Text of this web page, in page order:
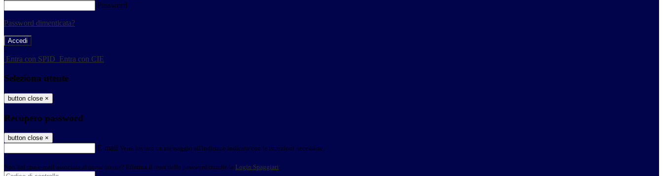
Password
Password dimenticata?
-
Entra con SPID Entra con CIE
Seleziona utente
button close ×
Recupero password
button close ×
E-mail Verrà inviato un messaggio all'indirizzo indicato con le istruzioni necessarie.
Non hai una e-mail associata al nome utente? Effettua il reset della password tramite la Login Spaggiari